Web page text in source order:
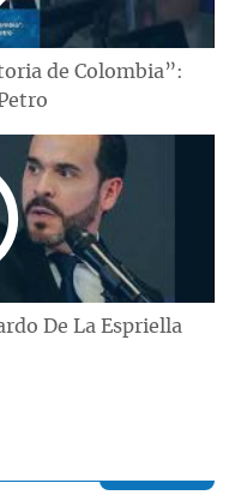
de Colombia”:
De La Espriella